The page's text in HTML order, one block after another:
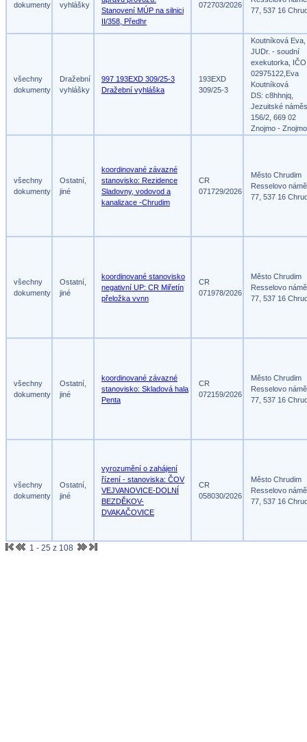
dokumenty
vyhlášky
Stanovení MÚP na silnici
II/358, Předhr
072703/2026
77, 537 16
všechny
dokumenty
Dražební
vyhlášky
997 193EXD 309/25-3
Dražební vyhláška
193EXD
309/25-3
Koutníková Eva,
JUDr. - soudní
exekutorka,
02975122,Eva
Koutníková
DS: c8hhnjq,
Jezuitské
156/2, 669 02
Znojmo - Znojmo
všechny
dokumenty
Ostatní,
jiné
koordinované závazné
stanovisko: Rezidence
Sladovny, vodovod a
kanalizace -Chrudim
CR
071729/2026
Město Chrudim
Resselovo
77, 537 16
všechny
dokumenty
Ostatní,
jiné
koordinované stanovisko
negativní UP: CR Miřetín
přeložka vvnn
CR
071978/2026
Město Chrudim
Resselovo
77, 537 16
všechny
dokumenty
Ostatní,
jiné
koordinované závazné
stanovisko: Skladová hala
Penta
CR
072159/2026
Město Chrudim
Resselovo
77, 537 16
všechny
dokumenty
Ostatní,
jiné
vyrozumění o zahájení
řízení - stanoviska: ČOV
VEJVANOVICE-DOLNÍ
BEZDĚKOV-
DVAKAČOVICE
CR
058030/2026
Město Chrudim
Resselovo
77, 537 16
1 - 25 z 108